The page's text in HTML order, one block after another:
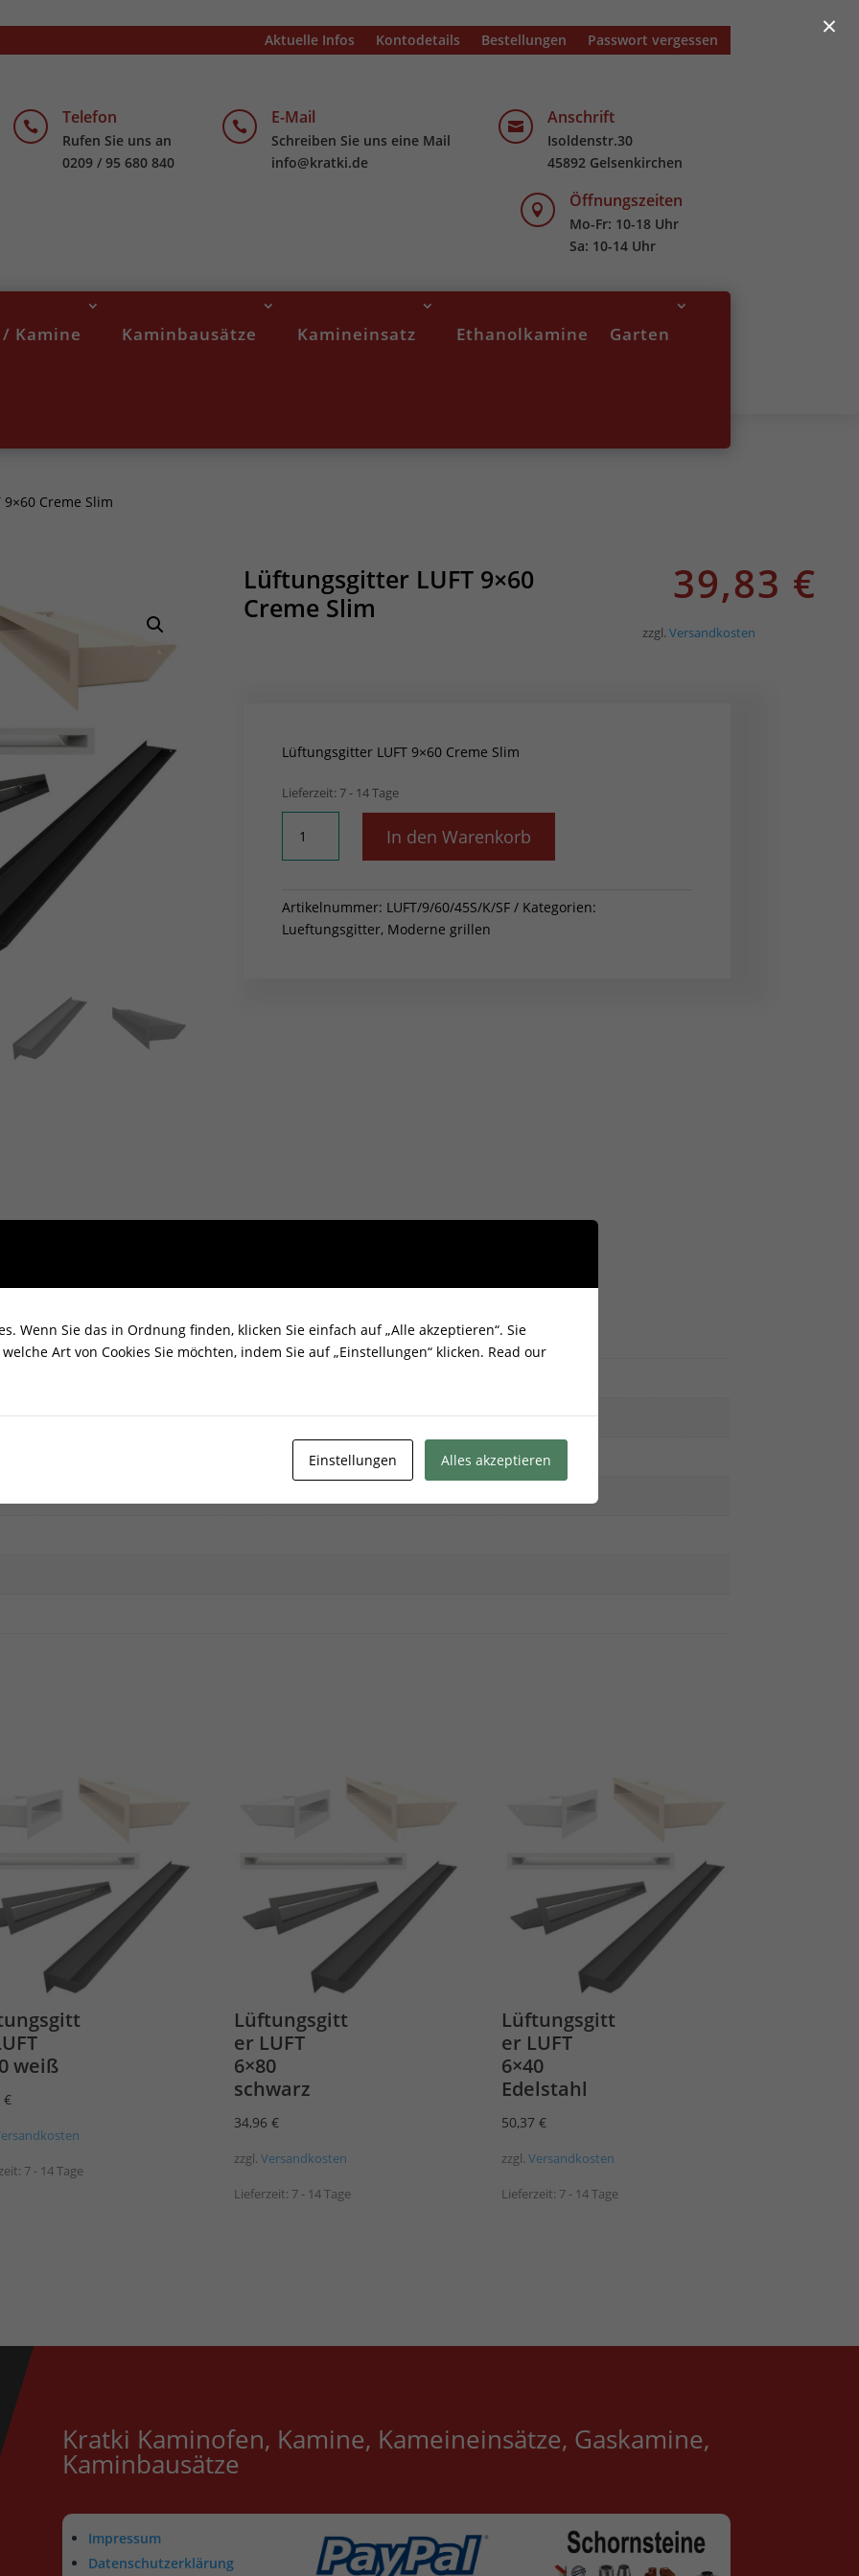
Aktuelle Infos Kontodetails Bestellungen Passwort vergessen
 Telefon
Rufen Sie uns an
0209 / 95 680 840
 E-Mail
Schreiben Sie uns eine Mail
info@kratki.de
 Anschrift
Isoldenstr.30
45892 Gelsenkirchen
 Öffnungszeiten
Mo-Fr: 10-18 Uhr
Sa: 10-14 Uhr
Kamine Kaminbausätze Kamineinsatz Ethanolkamine Garten
Creme Slim
Lüftungsgitter LUFT 9×60
Creme Slim
39,83 €
zzgl. Versandkosten
Lüftungsgitter LUFT 9×60 Creme Slim
Lieferzeit: 7 - 14 Tage
LUFT
9x60
Slim
Menge
In den Warenkorb
Artikelnummer: LUFT/9/60/45S/K/SF
Kategorien:
Lueftungsgitter, Moderne grillen
weiß
€
7 - 14 Tage
Lüftungsgitt
er LUFT
6×80
schwarz
34,96€
zzgl.Versandkosten
Lieferzeit: 7 - 14 Tage
Lüftungsgitt
er LUFT
6×40
Edelstahl
50,37€
zzgl.Versandkosten
Lieferzeit: 7 - 14 Tage
Kratki Kaminofen, Kamine, Kameineinsätze, Gaskamine,
Kaminbausätze
Impressum
Datenschutzerklärung
×
Wenn Sie das in Ordnung finden, klicken Sie einfach auf „Alle akzeptieren“. Sie
Art von Cookies Sie möchten, indem Sie auf „Einstellungen“ klicken. Read our
Einstellungen Alles akzeptieren